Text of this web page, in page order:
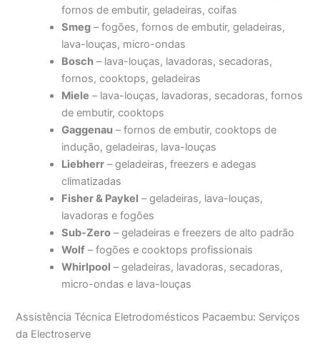
fornos de embutir, geladeiras, coifas
Smeg – fogões, fornos de embutir, geladeiras,
lava-louças, micro-ondas
Bosch – lava-louças, lavadoras, secadoras,
fornos, cooktops, geladeiras
Miele – lava-louças, lavadoras, secadoras, fornos
de embutir, cooktops
Gaggenau – fornos de embutir, cooktops de
indução, geladeiras, lava-louças
Liebherr – geladeiras, freezers e adegas
climatizadas
Fisher & Paykel – geladeiras, lava-louças,
lavadoras e fogões
Sub-Zero – geladeiras e freezers de alto padrão
Wolf – fogões e cooktops profissionais
Whirlpool – geladeiras, lavadoras, secadoras,
micro-ondas e lava-louças
Assistência Técnica Eletrodomésticos Pacaembu: Serviços
da Electroserve